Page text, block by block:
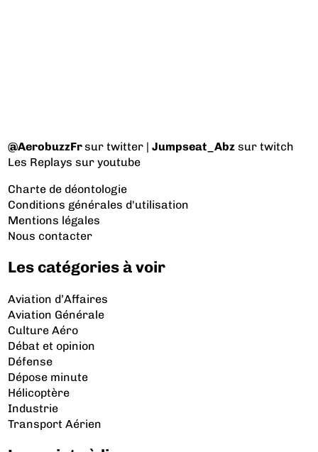
@AerobuzzFrsur twitter |Jumpseat_Abz sur twitch
Les Replays sur youtube
Charte de déontologie
Conditions générales d'utilisation
Mentions légales
Nous contacter
Les catégories à voir
Aviation d’Affaires
Aviation Générale
Culture Aéro
Débat et opinion
Défense
Dépose minute
Hélicoptère
Industrie
Transport Aérien